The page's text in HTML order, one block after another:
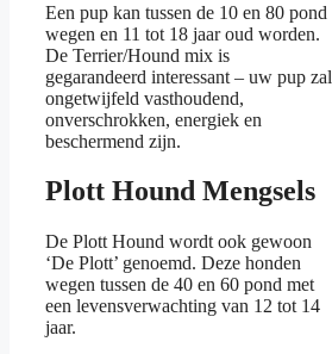
Een pup kan tussen de 10 en 80 pond
wegen en 11 tot 18 jaar oud worden.
De Terrier/Hound mix is
gegarandeerd interessant – uw pup zal
ongetwijfeld vasthoudend,
onverschrokken, energiek en
beschermend zijn.
Plott Hound Mengsels
De Plott Hound wordt ook gewoon
‘De Plott’ genoemd. Deze honden
wegen tussen de 40 en 60 pond met
een levensverwachting van 12 tot 14
jaar.